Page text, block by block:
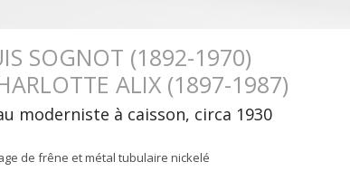
SOGNOT (1892-1970)
ALIX (1897-1987)
moderniste à caisson, circa 1930
de frêne et métal tubulaire nickelé